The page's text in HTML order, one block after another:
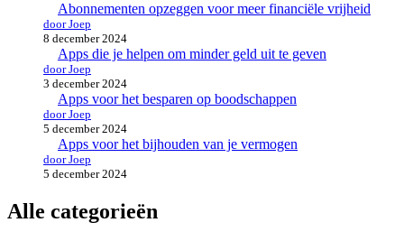
Abonnementen opzeggen voor meer financiële vrijheid
door Joep
8 december 2024
Apps die je helpen om minder geld uit te geven
door Joep
3 december 2024
Apps voor het besparen op boodschappen
door Joep
5 december 2024
Apps voor het bijhouden van je vermogen
door Joep
5 december 2024
Alle categorieën